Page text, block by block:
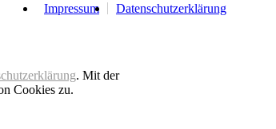
Impressum Datenschutzerklärung
. Mit der
Cookies zu.